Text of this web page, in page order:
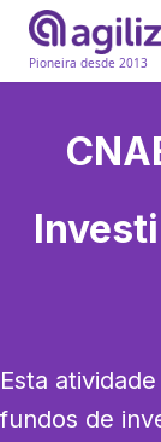
Pioneira desde 2013
Esta
fundos de